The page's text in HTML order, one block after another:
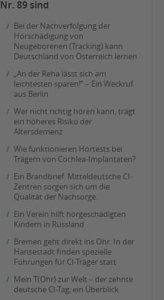
Nr. 89 sind
Bei der Nachverfolgung der
Hörschädigung von
Neugeborenen (Tracking) kann
Deutschland von Österreich lernen
„An der Reha lässt sich am
leichtesten sparen!“ – Ein Weckruf
aus Berlin
Wer nicht richtig hören kann, trägt
ein höheres Risiko der
Altersdemenz
Wie funktionieren Hörtests bei
Trägern von Cochlea-Implantaten?
Ein Brandbrief: Mitteldeutsche CI-
Zentren sorgen sich um die
Qualität der Nachsorge
Ein Verein hilft hörgeschädigten
Kindern in Russland
Bremen geht direkt ins Ohr: In der
Hansestadt finden spezielle
Führungen für CI-Träger statt
Mein T(Ohr) zur Welt – der zehnte
deutsche CI-Tag; ein Überblick